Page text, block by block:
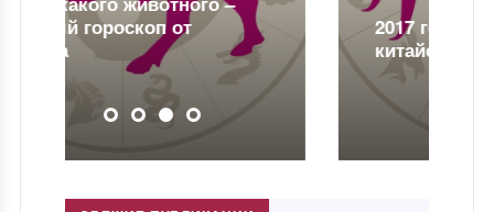
2017 год какого животного по
китайскому гороскопу?